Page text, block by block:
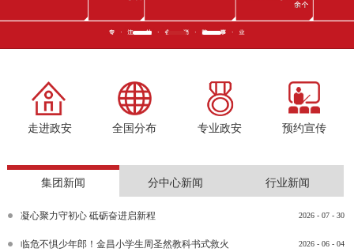
走进政安 全国分布 专业政安 预约宣传
集团新闻 分中心新闻 行业新闻
2026 - 07 - 30
凝心聚力守初心 砥砺奋进启新程
2026 - 06 - 04
临危不惧少年郎！金昌小学生周圣然教科书式救火